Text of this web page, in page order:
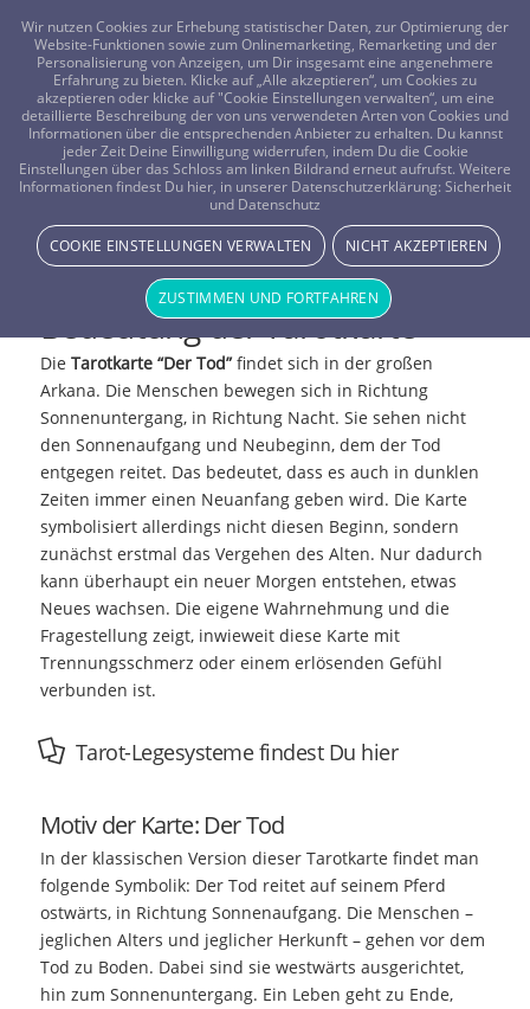
FRAGEN? KOSTENLOS ANRUFEN: 0800-8478266
Tarotkarte: Der Tod (XIII)
Bedeutung der Tarotkarte
Die Tarotkarte “Der Tod”findet sich in der großen
Arkana. Die Menschen bewegen sich in Richtung
Sonnenuntergang, in Richtung Nacht. Sie sehen nicht
den Sonnenaufgang und Neubeginn, dem der Tod
entgegen reitet. Das bedeutet, dass es auch in dunklen
Zeiten immer einen Neuanfang geben wird. Die Karte
symbolisiert allerdings nicht diesen Beginn, sondern
zunächst erstmal das Vergehen des Alten. Nur dadurch
kann überhaupt ein neuer Morgen entstehen, etwas
Neues wachsen. Die eigene Wahrnehmung und die
Fragestellung zeigt, inwieweit diese Karte mit
Trennungsschmerz oder einem erlösenden Gefühl
verbunden ist.
Tarot-Legesysteme findest Du hier
Motiv der Karte: Der Tod
In der klassischen Version dieser Tarotkarte findet man
folgende Symbolik: Der Tod reitet auf seinem Pferd
ostwärts, in Richtung Sonnenaufgang. Die Menschen –
jeglichen Alters und jeglicher Herkunft – gehen vor dem
Tod zu Boden. Dabei sind sie westwärts ausgerichtet,
hin zum Sonnenuntergang. Ein Leben geht zu Ende,
Wir nutzen Cookies zur Erhebung statistischer Daten, zur Optimierung der
Website-Funktionen sowie zum Onlinemarketing, Remarketing und der
Personalisierung von Anzeigen, um Dir insgesamt eine angenehmere
Erfahrung zu bieten. Klicke auf „Alle akzeptieren“, um Cookies zu
akzeptieren oder klicke auf "Cookie Einstellungen verwalten“, um eine
detaillierte Beschreibung der von uns verwendeten Arten von Cookies und
Informationen über die entsprechenden Anbieter zu erhalten. Du kannst
jeder Zeit Deine Einwilligung widerrufen, indem Du die Cookie
Einstellungen über das Schloss am linken Bildrand erneut aufrufst. Weitere
Informationen findest Du hier, in unserer Datenschutzerklärung: Sicherheit
und Datenschutz
COOKIE EINSTELLUNGEN VERWALTEN NICHT AKZEPTIEREN
ZUSTIMMEN UND FORTFAHREN